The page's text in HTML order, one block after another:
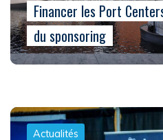
Financer les Port
du sponsoring
Actualités